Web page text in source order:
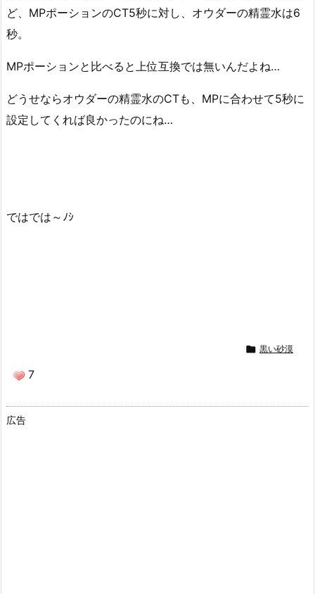
ど、MPポーションのCT5秒に対し、オウダーの精霊水は6
秒。
MPポーションと比べると上位互換では無いんだよね…
どうせならオウダーの精霊水のCTも、MPに合わせて5秒に
設定してくれば良かったのにね…
ではでは～ﾉｼ
 黒い砂漠
7
広告